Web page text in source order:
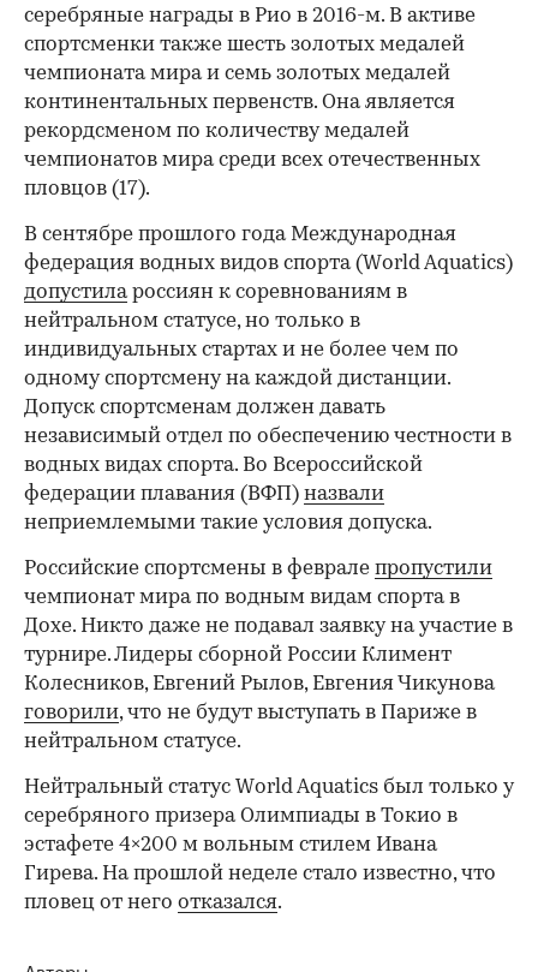
серебряные награды в Рио в 2016-м. В активе
спортсменки также шесть золотых медалей
чемпионата мира и семь золотых медалей
континентальных первенств. Она является
рекордсменом по количеству медалей
чемпионатов мира среди всех отечественных
пловцов (17).
В сентябре прошлого года Международная
федерация водных видов спорта (World Aquatics)
допустилароссиян к соревнованиям в
нейтральном статусе, но только в
индивидуальных стартах и не более чем по
одному спортсмену на каждой дистанции.
Допуск спортсменам должен давать
независимый отдел по обеспечению честности в
водных видах спорта. Во Всероссийской
федерации плавания (ВФП) назвали
неприемлемыми такие условия допуска.
Российские спортсмены в феврале пропустили
чемпионат мира по водным видам спорта в
Дохе. Никто даже не подавал заявку на участие в
турнире. Лидеры сборной России Климент
Колесников, Евгений Рылов, Евгения Чикунова
говорили, что не будут выступать в Париже в
нейтральном статусе.
Нейтральный статус World Aquatics был только у
серебряного призера Олимпиады в Токио в
эстафете 4×200 м вольным стилем Ивана
Гирева. На прошлой неделе стало известно, что
пловец от него отказался.